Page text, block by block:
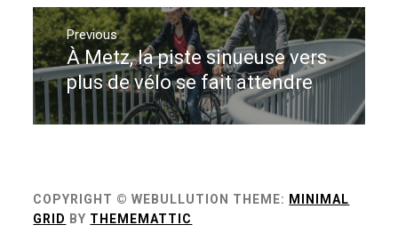
Navigation
de
l’article
Previous
Previous
post:
À Metz, la piste sinueuse vers
plus de vélo se fait attendre
COPYRIGHT © WEBULLUTION THEME: MINIMAL
GRID BY THEMEMATTIC